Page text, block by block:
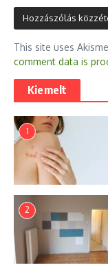
This site uses
comment data is
Kiemelt
1
2